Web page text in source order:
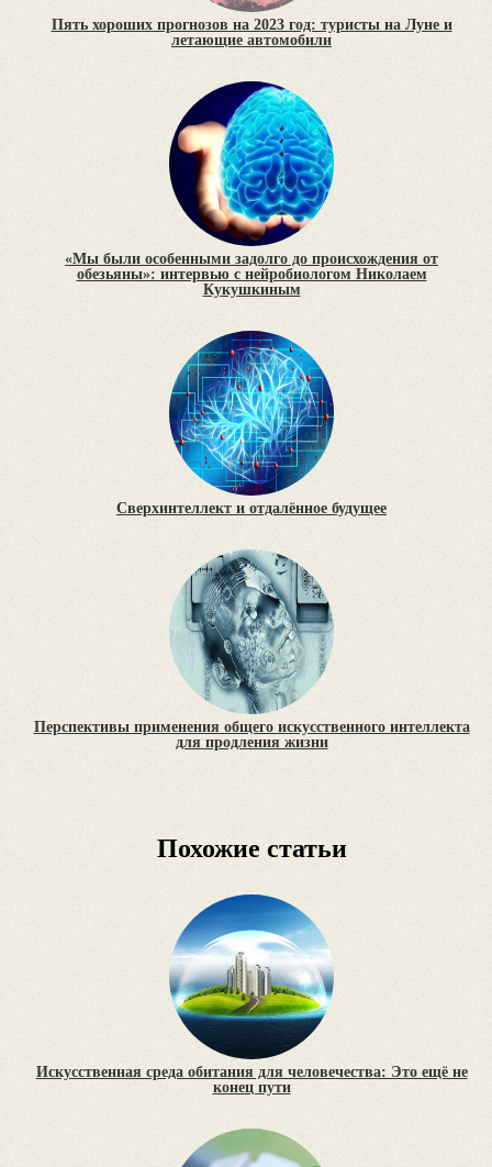
Пять хороших прогнозов на 2023 год: туристы на Луне и
летающие автомобили
«Мы были особенными задолго до происхождения от
обезьяны»: интервью с нейробиологом Николаем
Кукушкиным
Сверхинтеллект и отдалённое будущее
Перспективы применения общего искусственного интеллекта
для продления жизни
Похожие статьи
Искусственная среда обитания для человечества: Это ещё не
конец пути